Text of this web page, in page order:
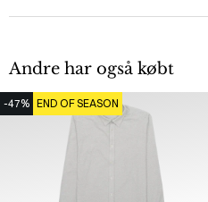
Andre har også købt
-47% END OF SEASON